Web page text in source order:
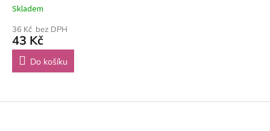
Skladem
36 Kč bez DPH
43 Kč
Do košíku
Z